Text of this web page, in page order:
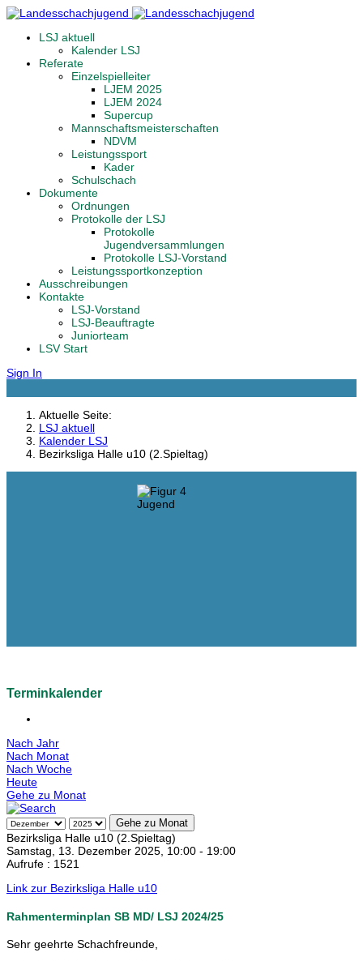
LSJ aktuell
Kalender LSJ
Referate
Einzelspielleiter
LJEM 2025
LJEM 2024
Supercup
Mannschaftsmeisterschaften
NDVM
Leistungssport
Kader
Schulschach
Dokumente
Ordnungen
Protokolle der LSJ
Protokolle
Jugendversammlungen
Protokolle LSJ-Vorstand
Leistungssportkonzeption
Ausschreibungen
Kontakte
LSJ-Vorstand
LSJ-Beauftragte
Juniorteam
LSV Start
Sign In
Aktuelle Seite:
LSJ aktuell
Kalender LSJ
Bezirksliga Halle u10 (2.Spieltag)
Terminkalender
Nach Jahr
Nach Monat
Nach Woche
Heute
Gehe zu Monat
Gehe zu Monat
Bezirksliga Halle u10 (2.Spieltag)
Samstag, 13. Dezember 2025, 10:00 - 19:00
Aufrufe : 1521
Link zur Bezirksliga Halle u10
Rahmenterminplan SB MD/ LSJ 2024/25
Sehr geehrte Schachfreunde,